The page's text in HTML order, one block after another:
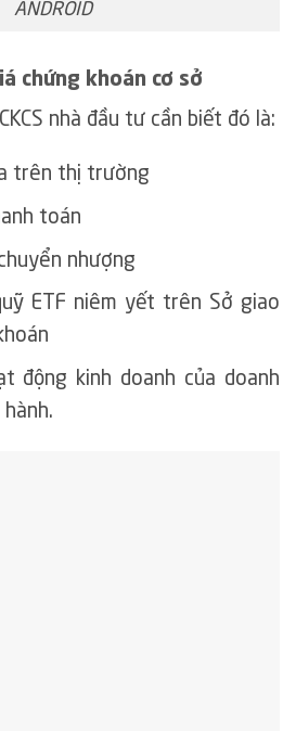
ANDROID
chứng khoán cơ sở
nhà đầu tư cần biết đó là:
trên thị trường
toán
nhượng
ETF niêm yết trên Sở giao
động kinh doanh của doanh